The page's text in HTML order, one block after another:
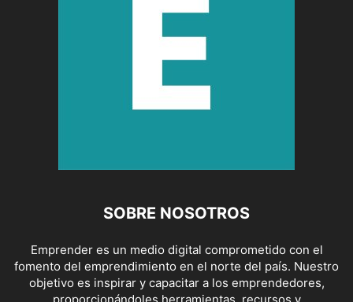
SOBRE NOSOTROS
Emprender es un medio digital comprometido con el
fomento del emprendimiento en el norte del país. Nuestro
objetivo es inspirar y capacitar a los emprendedores,
proporcionándoles herramientas, recursos y